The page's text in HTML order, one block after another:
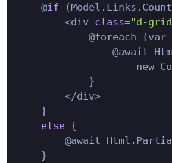
    @
if
        <div
class="d-grid
@foreach (var
@await
new
            }
        </div>
    }
else {
@await
    }